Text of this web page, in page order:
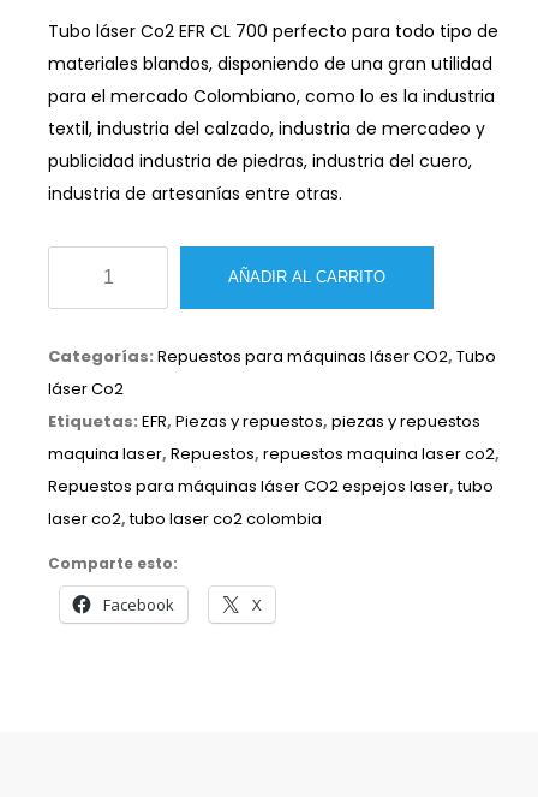
Tubo láser Co2 EFR CL 700 perfecto para todo tipo de
materiales blandos, disponiendo de una gran utilidad
para el mercado Colombiano, como lo es la industria
textil, industria del calzado, industria de mercadeo y
publicidad industria de piedras, industria del cuero,
industria de artesanías entre otras.
EFR
CL700
de
35W
cantidad
AÑADIR AL CARRITO
Categorías: Repuestos para máquinas láser CO2, Tubo
láser Co2
Etiquetas: EFR, Piezas y repuestos, piezas y repuestos
maquina laser, Repuestos, repuestos maquina laser co2,
Repuestos para máquinas láser CO2 espejos laser,tubo
laser co2,tubo laser co2 colombia
Comparte esto:
Facebook X